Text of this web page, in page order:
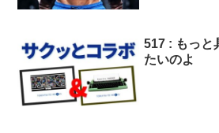
517 : もっと
たいのよ